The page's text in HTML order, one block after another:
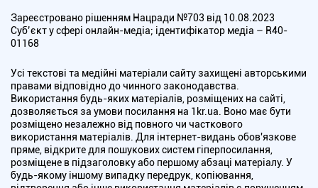
Зареєстровано рішенням Нацради №703 від 10.08.2023
Cуб’єкт у сфері онлайн-медіа; ідентифікатор медіа – R40-
01168
Усі текстові та медійні матеріали сайту захищені авторськими
правами відповідно до чинного законодавства.
Використання будь-яких матеріалів, розміщених на сайті,
дозволяється за умови посилання на 1kr.ua. Воно має бути
розміщено незалежно від повного чи часткового
використання матеріалів. Для інтернет-видань обов'язкове
пряме, відкрите для пошукових систем гіперпосилання,
розміщене в підзаголовку або першому абзаці матеріалу. У
будь-якому іншому випадку передрук, копіювання,